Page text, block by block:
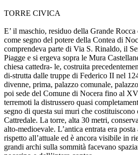
TORRE CIVICA
E’ il maschio, residuo della Grande
come segno del potere della Contea di
comprendeva parte di Via S. Rinaldo, il
Piagge e si ergeva sopra le Mura
chiesa cattedra- le, costruita
di-strutta dalle truppe di Federico II nel
divenne, prima, palazzo comunale,
poi sede del Comune di Nocera fino al
terremoti la distrussero quasi
segno di questa sui muri che costituiscono
Cattredale. La torre, alta 30 metri,
alto-medioevale. L’antica entrata era
rispetto all’attuale ed è ancora visibile in
grandi archi sulla sommità facevano